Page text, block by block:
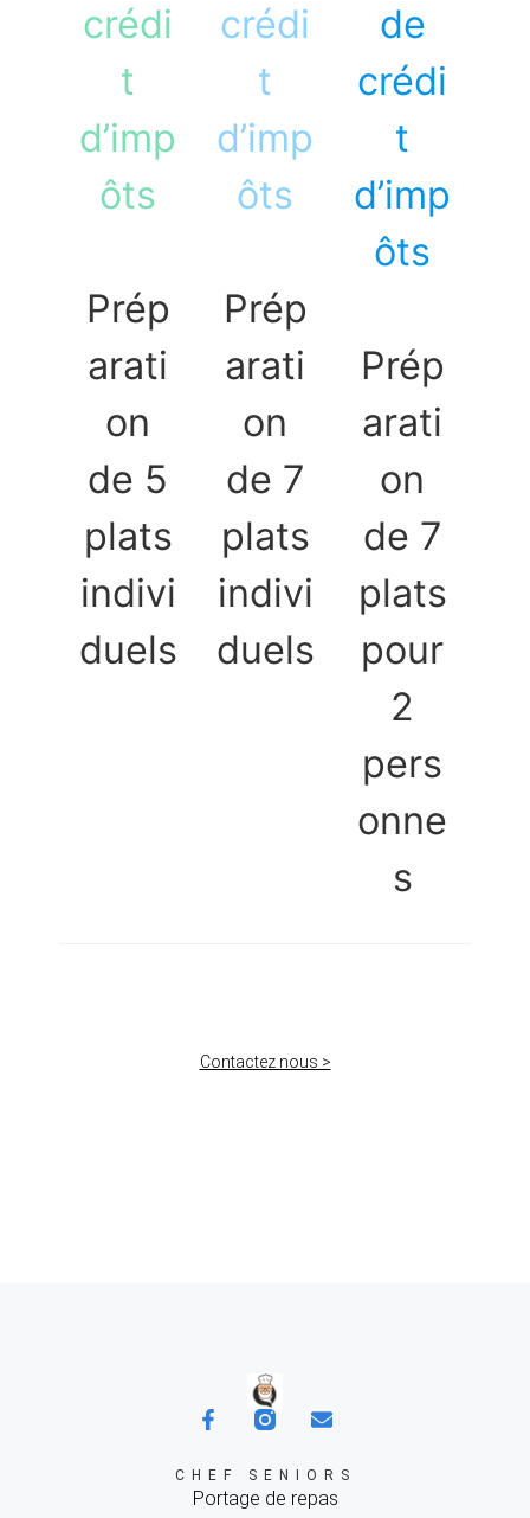
crédi
t
d’imp
ôts
Prép
arati
on
de 5
plats
indivi
duels
crédi
t
d’imp
ôts
Prép
arati
on
de 7
plats
indivi
duels
de
crédi
t
d’imp
ôts
Prép
arati
on
de 7
plats
pour
2
pers
onne
s
Contactez nous >
CHEF SENIORS
Portage de repas